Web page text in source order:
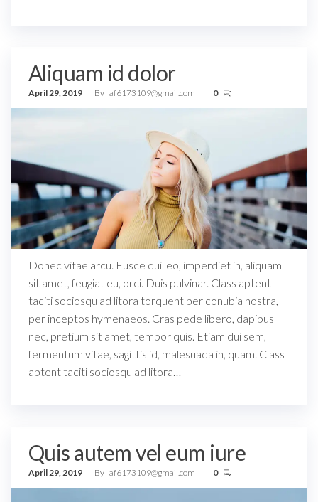
Aliquam id dolor
April 29, 2019 By af6173109@gmail.com 0
Donec vitae arcu. Fusce dui leo, imperdiet in, aliquam
sit amet, feugiat eu, orci. Duis pulvinar. Class aptent
taciti sociosqu ad litora torquent per conubia nostra,
per inceptos hymenaeos. Cras pede libero, dapibus
nec, pretium sit amet, tempor quis. Etiam dui sem,
fermentum vitae, sagittis id, malesuada in, quam. Class
aptent taciti sociosqu ad litora…
Quis autem vel eum iure
April 29, 2019 By af6173109@gmail.com 0